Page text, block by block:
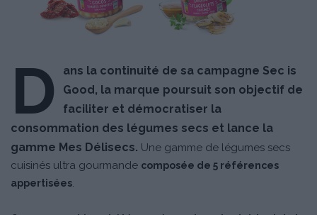
D
ans la continuité de sa campagne Sec is
Good, la marque poursuit son objectif de
faciliter et démocratiser la
consommation des légumes secs et lance la
gamme Mes Délisecs. Une gamme de légumes secs
cuisinés ultra gourmande composée de 5 références
appertisées.